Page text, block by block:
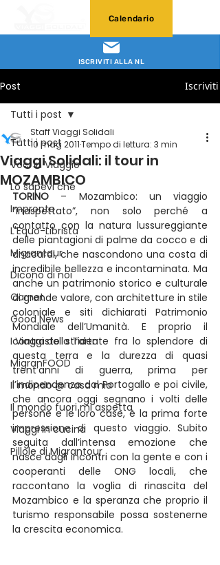
ISCRIVITI ALLA NL
Calendario
Post Iscriviti
Tutti i post
Voci in Viaggio
Lo sapevi che
Impronte
L'Equo-Librista
Migrantour
Dicono di noi
Carnet
Good News
I Viaggi della Tarta
MigranFOOD
Il mondo @ casa mia
Il mondo fuori mi aspetta
Viaggi in cucina
Pillole di Migrantour
Tutti i post
Viaggi Solidali: il tour in
MOZAMBICO
Staff Viaggi Solidali
10 mag 2011Tempo di lettura: 3 min
TORINO – Mozambico: un viaggio
“inaspettato”, non solo perché a
contatto con la natura lussureggiante
delle piantagioni di palme da cocco e di
anacardi, che nascondono una costa di
incredibile bellezza e incontaminata. Ma
anche un patrimonio storico e culturale
di grande valore, con architetture in stile
coloniale e siti dichiarati Patrimonio
Mondiale dell’Umanità. E proprio il
contrasto stridente fra lo splendore di
questa terra e la durezza di quasi
trent’anni di guerra, prima per
l’indipendenza dal Portogallo e poi civile,
che ancora oggi segnano i volti delle
persone e le loro case, è la prima forte
impressione di questo viaggio. Subito
seguita dall’intensa emozione che
nasce dagli incontri con la gente e con i
cooperanti delle ONG locali, che
raccontano la voglia di rinascita del
Mozambico e la speranza che proprio il
turismo responsabile possa sostenerne
la crescita economica.